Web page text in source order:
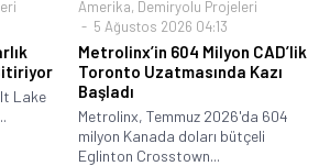
Lake
Amerika, Demiryolu Projeleri
5 Ağustos 2026 04:13
Metrolinx’in 604 Milyon CAD’lik
Toronto Uzatmasında Kazı
Başladı
Metrolinx, Temmuz 2026'da 604
milyon Kanada doları bütçeli
Eglinton Crosstown...